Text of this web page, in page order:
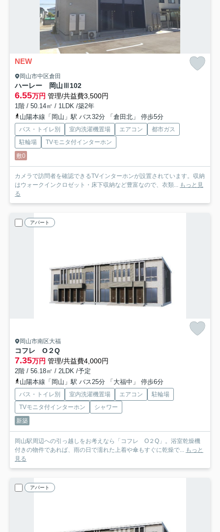
NEW
岡山市中区倉田
ハーレー 岡山Ⅲ102
6.55万円 管理/共益費3,500円
1階 / 50.14㎡ / 1LDK /築2年
山陽本線「岡山」駅 バス32分 「倉田北」 停歩5分
バス・トイレ別 室内洗濯機置場 エアコン
都市ガス
駐輪場
TVモニタ付インターホン
敷0
カメラで訪問者を確認できるTVインターホンが設置されています。収納
はウォークインクロゼット・床下収納など豊富なので、衣類... もっと見
る
アパート
岡山市南区大福
コフレ O２Q
7.35万円 管理/共益費4,000円
2階 / 56.18㎡ / 2LDK /予定
山陽本線「岡山」駅 バス25分 「大福中」 停歩6分
バス・トイレ別 室内洗濯機置場 エアコン
駐輪場
TVモニタ付インターホン
シャワー
新築
岡山駅周辺への引っ越しをお考えなら「コフレ O２Q」。浴室乾燥機
付きの物件であれば、雨の日で濡れた上着や傘もすぐに乾燥で... もっと
見る
アパート